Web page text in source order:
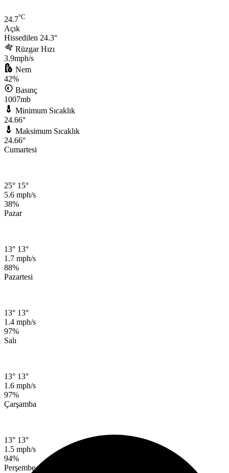
24.7°C
Açık
Hissedilen 24.3°
Rüzgar Hızı
3.9mph/s
Nem
42%
Basınç
1007mb
Minimum Sıcaklık
24.66°
Maksimum Sıcaklık
24.66°
Cumartesi
25° 15°
5.6 mph/s
38%
Pazar
13° 13°
1.7 mph/s
88%
Pazartesi
13° 13°
1.4 mph/s
97%
Salı
13° 13°
1.6 mph/s
97%
Çarşamba
13° 13°
1.5 mph/s
94%
Perşembe